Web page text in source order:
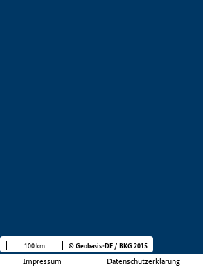
Impressum Datenschutzerklärung
100 km © Geobasis-DE / BKG 2015